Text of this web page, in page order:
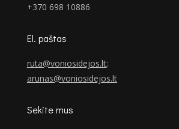
+370 698 10886
El. paštas
ruta@voniosidejos.lt;
arunas@voniosidejos.lt
Sekite mus